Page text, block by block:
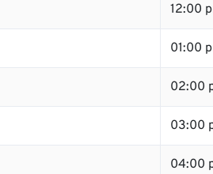
12:00
01:00
02:00
03:00
04:00